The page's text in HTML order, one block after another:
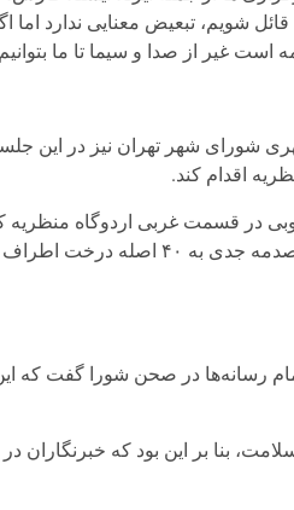
شویم، تبعیض معنایی ندارد اما
است غیر از صدا و سیما تا ما
شورای شهر تهران نیز در این
اقدام کند.
یک، به برپایی سایت برف‌روبی در قسمت غربی اردوگاه
اضافه کرد: در سال ۹۷ نیز احداث سایت برف‌روبی و انتشار غبار نمک منجر
رسانه‌ها در صحن شورا گفت که
بنا بر این بود که خبرنگاران